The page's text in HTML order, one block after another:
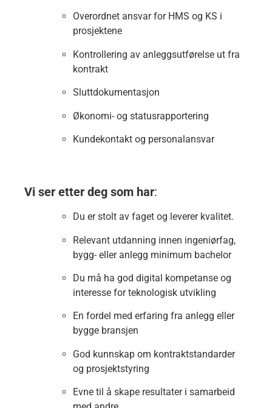
Overordnet ansvar for HMS og KS i
prosjektene
Kontrollering av anleggsutførelse ut fra
kontrakt
Sluttdokumentasjon
Økonomi- og statusrapportering
Kundekontakt og personalansvar
Vi ser etter deg som har:
Du er stolt av faget og leverer kvalitet.
Relevant utdanning innen ingeniørfag,
bygg- eller anlegg minimum bachelor
Du må ha god digital kompetanse og
interesse for teknologisk utvikling
En fordel med erfaring fra anlegg eller
bygge bransjen
God kunnskap om kontraktstandarder
og prosjektstyring
Evne til å skape resultater i samarbeid